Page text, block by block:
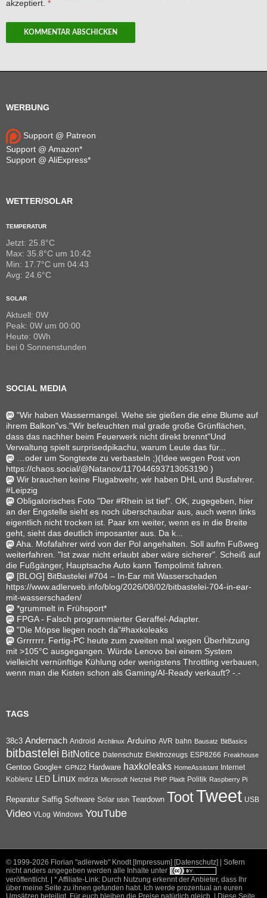
akzeptiert. *
WERBUNG
Support @ Patreon
Support @ Amazon*
Support @ AliExpress*
WETTER/SOLAR
TEMPERATUR
Jetzt: 25.8°C
Max: 35.8°C um 10:42
Min: 17.7°C um 04:43
Avg: 24.6°C
SOLAR
Aktuell: 0W
Peak: 0W um 00:00
Heute: 0Wh
bei 0 Sonnenstunden
SOCIAL MEDIA
"Wir haben Wassermangel. Wehe sie gießen die eine Blume auf
ihrem Balkon"vs."Wir befeuchten mal grade große Grünflächen,
dass das nachher beim Feuerwerk nicht direkt brennt"Und
Verwaltung spielt surprisedpikachu, warum Leute das für...
…oder um Songtexte zu verbasteln ;)(Idee wegen Post von
https://chaos.social/@Natanox/117044693713053190 )
Wir brauchen keine Flugabwehr, wir haben DHL und Busfahrer.
#Leipzig
Obligatorisches Foto "Der #Rhein ist tief". OK, zugegeben, hier
an der Engstelle sieht es noch überschaubar aus, auch wenn links
eigentlich nicht trocken ist. Paar km weiter, wenn es in die Breite
geht, sieht das deutlich imposanter aus. Da k...
Aha. Mofafahrer wird von der Pol angehalten. Soll aufm Fußweg
weiterfahren. "Ist zwar nicht erlaubt aber wäre sicherer". Scheiß auf
die Fußgänger, Hauptsache Auto kann Tempolimit fahren.
[BLOG] BitBastelei #704 – In-Ear mit Wasserschaden
https://www.adlerweb.info/blog/2026/08/02/bitbastelei-704-in-ear-
mit-wasserschaden/
*grummelt in Frühsport*
FPGA - Falsch programmierter Geraffel-Adapter.
"Die Möpse liegen noch da"#haxkoleaks
Grrrrrrr. Fertig-PC heute zum zweiten mal wegen Überhitzung
mit >105°C ausgegangen. Würde Lenovo bei einem System
vielleicht vernünftige Kühlung oder wenigstens Throttling verbauen,
wenn man die Kisten schon als Gaming/AI-Ready verkauft? -.-
TAGS
38c3 Andernach Android Archlinux Arduino AVR bahn Bausatz BitBasics
bitbastelei BitNotice Datenschutz Elektrozeugs ESP8266 Freakhouse
Gentoo Google+ GPN22 Hardware haxkoleaks HomeAssistant Internet
Koblenz LED Linux mdrza Microsoft Netzteil PHP Plaidt Politik Raspberry Pi
Reparatur Saffig Software Solar tdoh Teardown TootTweet USB
Video VLog Windows YouTube
© 1999-2026 Florian "adlerweb" Knodt [Impressum] [Datenschutz] | Sofern
nicht anders angegeben werden alle Inhalte unter
veröffentlicht. | * Affiliate-Link: Durch Nutzung erkennt der Anbieter, dass Ihr
über meine Seite zu ihnen gefunden habt. Ich werde prozentual an euren